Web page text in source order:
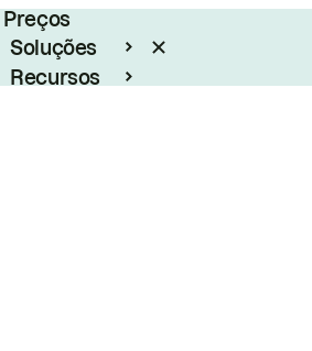
Preços
Soluções
Recursos